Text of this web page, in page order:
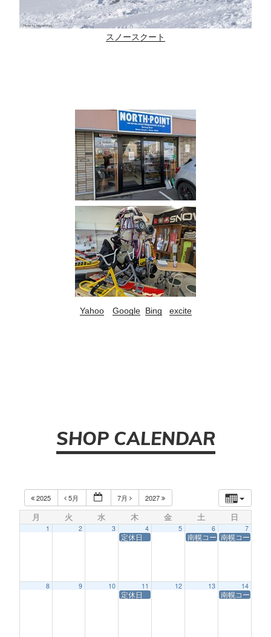
スノースクート
Yahoo Google Bing excite
SHOP CALENDAR
2025 5月 7月 2027
月 火 水 木 金 土 日
1 2 3 4
定休日
5 6
南幌コースサービス休業
7
南幌コースサ
8 9 10 11
定休日
12 13 14
南幌コースサ